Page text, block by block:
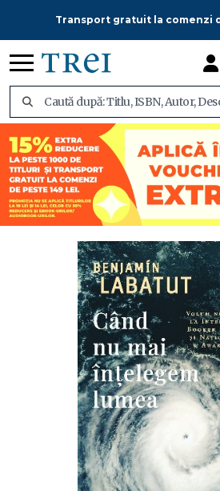
Transport gratuit la comenzi